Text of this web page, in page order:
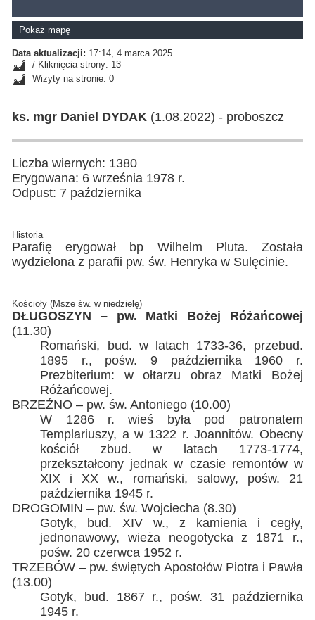
Pokaż mapę
Data aktualizacji: 17:14, 4 marca 2025
/ Kliknięcia strony: 13
Wizyty na stronie: 0
ks. mgr Daniel DYDAK (1.08.2022) - proboszcz
Liczba wiernych: 1380
Erygowana: 6 września 1978 r.
Odpust: 7 października
Historia
Parafię erygował bp Wilhelm Pluta. Została
wydzielona z parafii pw. św. Henryka w Sulęcinie.
Kościoły (Msze św. w niedzielę)
DŁUGOSZYN – pw. Matki Bożej Różańcowej
(11.30)
Romański, bud. w latach 1733-36, przebud.
1895 r., pośw. 9 października 1960 r.
Prezbiterium: w ołtarzu obraz Matki Bożej
Różańcowej.
BRZEŹNO – pw. św. Antoniego (10.00)
W 1286 r. wieś była pod patronatem
Templariuszy, a w 1322 r. Joannitów. Obecny
kościół zbud. w latach 1773-1774,
przekształcony jednak w czasie remontów w
XIX i XX w., romański, salowy, pośw. 21
października 1945 r.
DROGOMIN – pw. św. Wojciecha (8.30)
Gotyk, bud. XIV w., z kamienia i cegły,
jednonawowy, wieża neogotycka z 1871 r.,
pośw. 20 czerwca 1952 r.
TRZEBÓW – pw. świętych Apostołów Piotra i Pawła
(13.00)
Gotyk, bud. 1867 r., pośw. 31 października
1945 r.